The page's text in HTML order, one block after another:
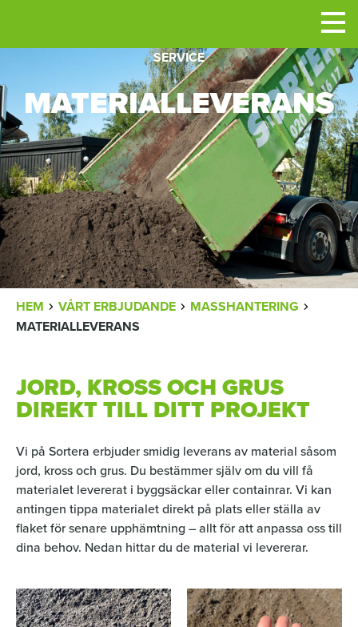
SERVICE
MATERIALLEVERANS
LÄNKSTIG
HEM VÅRT ERBJUDANDE
MASSHANTERING
MATERIALLEVERANS
JORD, KROSS OCH GRUS
DIREKT TILL DITT PROJEKT
Vi på Sortera erbjuder smidig leverans av material såsom
jord, kross och grus. Du bestämmer själv om du vill få
materialet levererat i byggsäckar eller containrar. Vi kan
antingen tippa materialet direkt på plats eller ställa av
flaket för senare upphämtning – allt för att anpassa oss till
dina behov. Nedan hittar du de material vi levererar.